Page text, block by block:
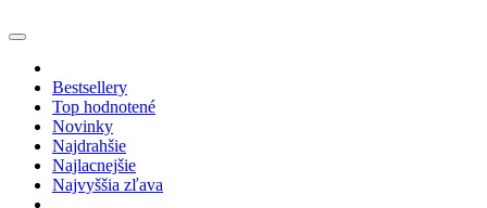
Bestsellery
Top hodnotené
Novinky
Najdrahšie
Najlacnejšie
Najvyššia zľava